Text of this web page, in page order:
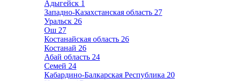
Адыгейск 1
Западно-Казахстанская область 27
Уральск 26
Ош 27
Костанайская область 26
Костанай 26
Абай область 24
Семей 24
Кабардино-Балкарская Республика 20